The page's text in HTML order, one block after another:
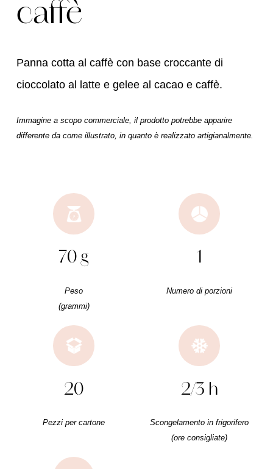
caffè
Panna cotta al caffè con base croccante di
cioccolato al latte e gelee al cacao e caffè.
Immagine a scopo commerciale, il prodotto potrebbe apparire
differente da come illustrato, in quanto è realizzato artigianalmente.
70 g
Peso
(grammi)
1
Numero di porzioni
20
Pezzi per cartone
2/3 h
Scongelamento in frigorifero
(ore consigliate)